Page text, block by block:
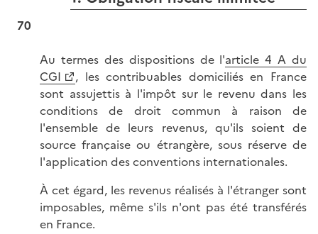
70
Au termes des dispositions de l'article 4 A du
CGI
, les contribuables domiciliés en France
sont assujettis à l'impôt sur le revenu dans les
conditions de droit commun à raison de
l'ensemble de leurs revenus, qu'ils soient de
source française ou étrangère, sous réserve de
l'application des conventions internationales.
À cet égard, les revenus réalisés à l'étranger sont
imposables, même s'ils n'ont pas été transférés
en France.